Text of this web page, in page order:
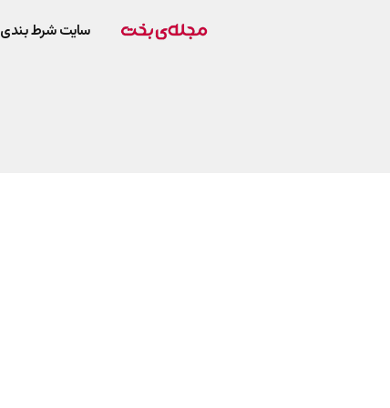
سایت شرط بندی